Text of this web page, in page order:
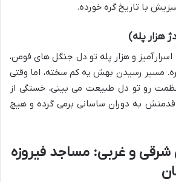
با تاریخ گره خورده.
هزار پله)
و هزار پله تو دل جنگل های فومن،
مسیر رسیدن بهش یه کم سخته، اما وقتی
رو تو دل طبیعت می بینی، خستگی از
به دوران ساسانی برمی گرده و هیچ
شرقی و غربی: مساجد فیروزه